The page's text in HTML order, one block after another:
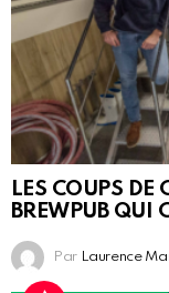
LES COUPS
BREWPUB QUI
Par Laurence